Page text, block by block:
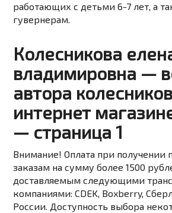
работающих с детьми 6-7 лет, а
гувернерам.
Колесникова
владимировна —
автора
интернет
— страница 1
Внимание! Оплата при получении
заказам на сумму более 1500
доставляемым следующими
компаниями: CDEK, Boxberry,
России. Доступность выбора